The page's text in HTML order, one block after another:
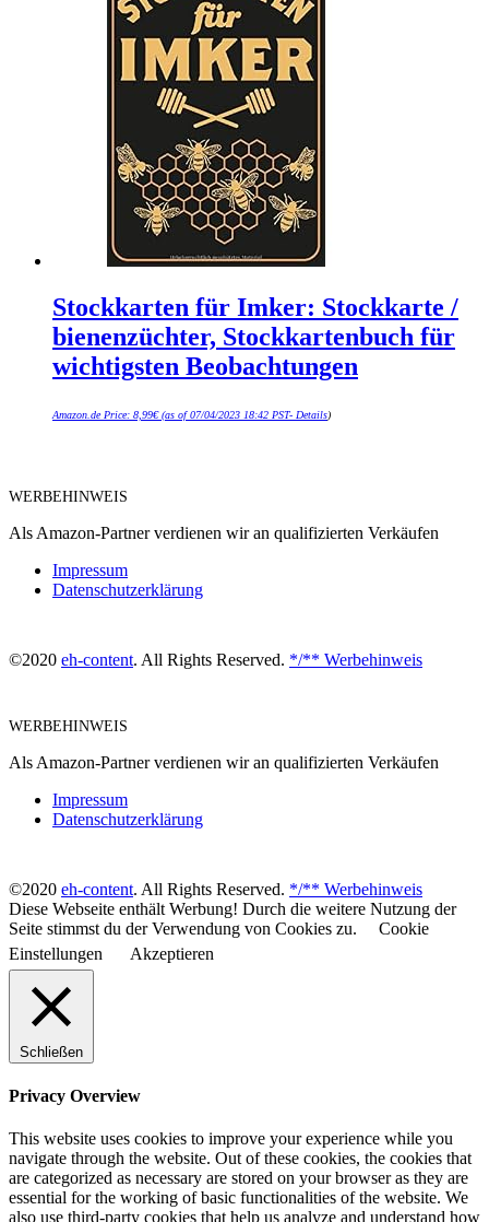
Stockkarten für Imker: Stockkarte /
bienenzüchter, Stockkartenbuch für
wichtigsten Beobachtungen
Amazon.de Price: 8,99€(as of 07/04/2023 18:42 PST- Details)
WERBEHINWEIS
Als Amazon-Partner verdienen wir an qualifizierten Verkäufen
Impressum
Datenschutzerklärung
©2020 eh-content. All Rights Reserved. */** Werbehinweis
WERBEHINWEIS
Als Amazon-Partner verdienen wir an qualifizierten Verkäufen
Impressum
Datenschutzerklärung
©2020 eh-content. All Rights Reserved. */** Werbehinweis
Diese Webseite enthält Werbung! Durch die weitere Nutzung der
Seite stimmst du der Verwendung von Cookies zu.
Cookie
Einstellungen
Akzeptieren
Schließen
Privacy Overview
This website uses cookies to improve your experience while you
navigate through the website. Out of these cookies, the cookies that
are categorized as necessary are stored on your browser as they are
essential for the working of basic functionalities of the website. We
also use third-party cookies that help us analyze and understand how